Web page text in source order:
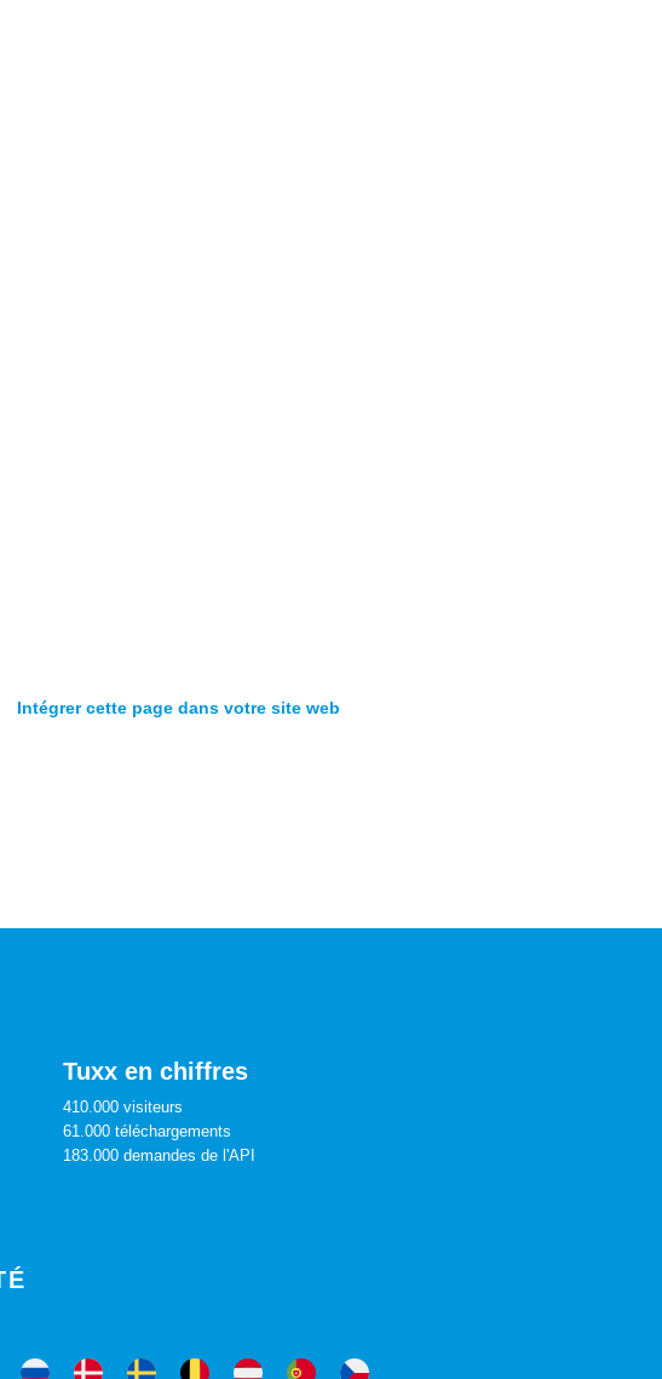
Intégrer cette page dans votre site web
Tuxx en chiffres
410.000 visiteurs
61.000 téléchargements
183.000 demandes de l'API